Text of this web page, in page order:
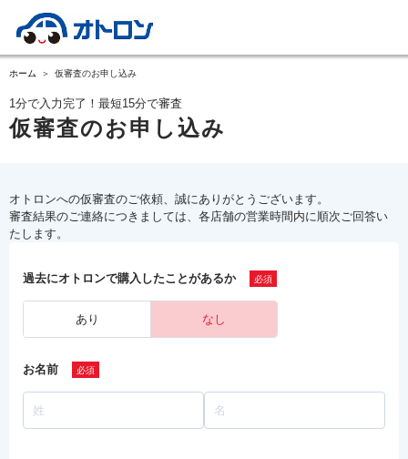
ホーム 仮審査のお申し込み
1分で入力完了！最短15分で審査
仮審査のお申し込み
オトロンへの仮審査のご依頼、誠にありがとうございます。
審査結果のご連絡につきましては、各店舗の営業時間内に順次ご回答い
たします。
過去にオトロンで購入したことがあるか
あり なし
お名前